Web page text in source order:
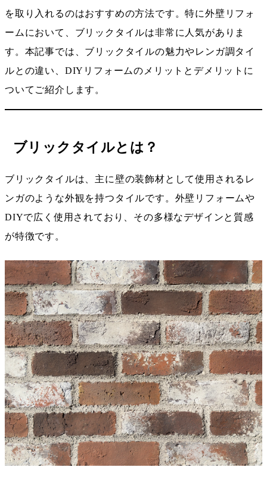
を取り入れるのはおすすめの方法です。特に外壁リフォ
ームにおいて、ブリックタイルは非常に人気がありま
す。本記事では、ブリックタイルの魅力やレンガ調タイ
ルとの違い、DIYリフォームのメリットとデメリットに
ついてご紹介します。
ブリックタイルとは？
ブリックタイルは、主に壁の装飾材として使用されるレ
ンガのような外観を持つタイルです。外壁リフォームや
DIYで広く使用されており、その多様なデザインと質感
が特徴です。